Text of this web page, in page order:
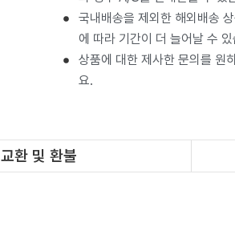
국내배송을 제외한 해외배송
에 따라 기간이 더 늘어날 수
상품에 대한 제사한 문의를 원
요.
교환 및 환불